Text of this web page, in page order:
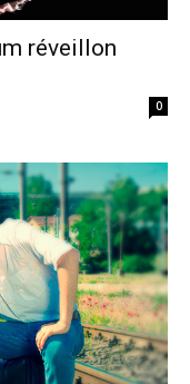
réveillon
0